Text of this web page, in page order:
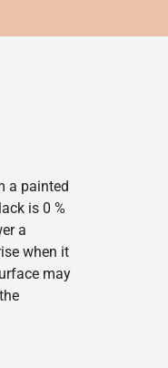
a painted
is 0 %
a
when it
may